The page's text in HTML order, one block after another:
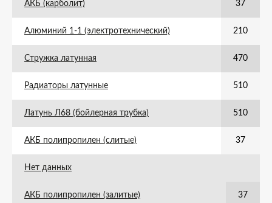
АКБ (карболит) 37
Алюминий 1-1 (электротехнический) 210
Стружка латунная 470
Радиаторы латунные 510
Латунь Л68 (бойлерная трубка) 510
АКБ полипропилен (слитые) 37
Нет данных
АКБ полипропилен (залитые) 37